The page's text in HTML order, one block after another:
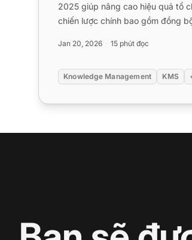
2025 giúp nâng cao hiệu quả tổ
chiến lược chính bao gồm đồng
Jan 20, 2026 15 phút đọc
Knowledge Management KMS